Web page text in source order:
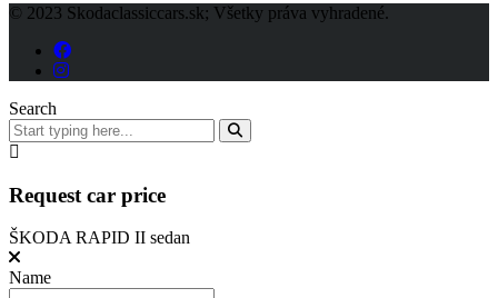
© 2023 Skodaclassiccars.sk; Všetky práva vyhradené.
Search
Request car price
ŠKODA RAPID II sedan
Name